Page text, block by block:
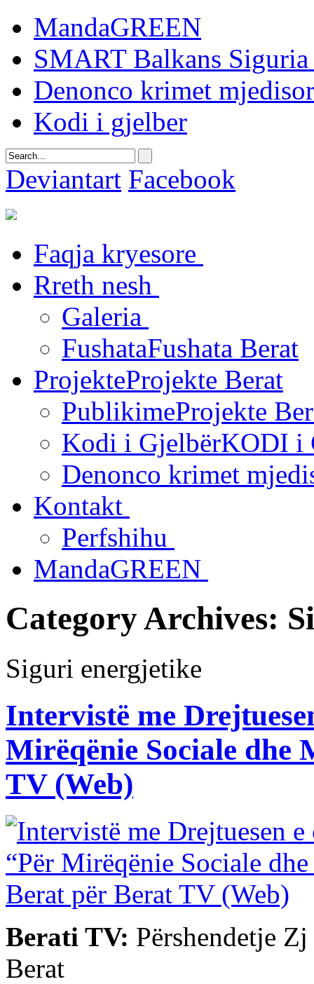
MandaGREEN
SMART Balkans
Denonco krimet
Kodi i gjelber
Deviantart Facebook
Faqja kryesore
Rreth nesh
Galeria
FushataFushata Berat
ProjekteProjekte Berat
PublikimeProjekte
Kodi i GjelbërKODI i
Denonco krimet
Kontakt
Perfshihu
MandaGREEN
Category Archives:
Siguri energjetike
Intervistë me
Mirëqënie Sociale dhe
TV (Web)
Berati TV: Përshendetje
Berat